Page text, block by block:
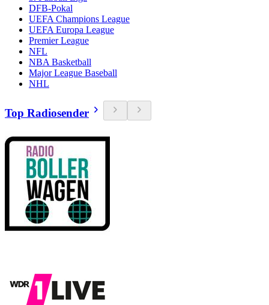
DFB-Pokal
UEFA Champions League
UEFA Europa League
Premier League
NFL
NBA Basketball
Major League Baseball
NHL
Top Radiosender